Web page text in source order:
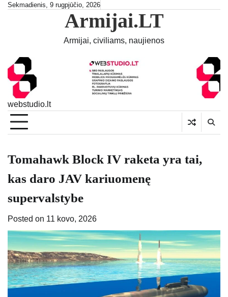
SkipSekmadienis, 9 rugpjūčio, 2026
Armijai.LT
Armijai, civiliams, naujienos
webstudio.lt
Tomahawk Block IV raketa yra tai,
kas daro JAV kariuomenę
supervalstybe
Posted on 11 kovo, 2026